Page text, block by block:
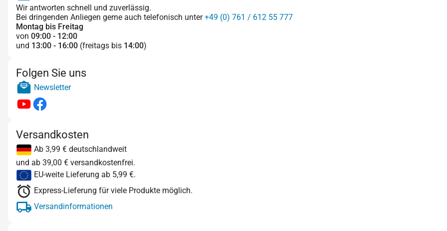
Wir antworten schnell und zuverlässig.
Bei dringenden Anliegen gerne auch telefonisch unter+49 (0) 761 / 612 55 777
Montag bis Freitag
von 09:00 - 12:00
und 13:00 - 16:00 (freitags bis 14:00)
Folgen Sie uns
Newsletter
Versandkosten
Ab 3,99 € deutschlandweit
und ab 39,00 € versandkostenfrei.
EU-weite Lieferung ab 5,99 €.
Express-Lieferung für viele Produkte möglich.
Versandinformationen